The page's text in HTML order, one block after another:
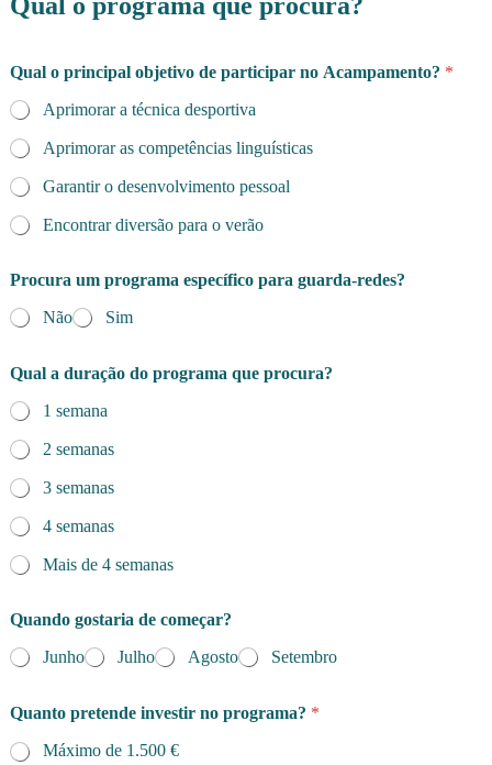
Qual o principal objetivo de participar no Acampamento? *
Aprimorar a técnica desportiva
Aprimorar as competências linguísticas
Garantir o desenvolvimento pessoal
Encontrar diversão para o verão
Procura um programa específico para guarda-redes?
Não
Sim
Qual a duração do programa que procura?
1 semana
2 semanas
3 semanas
4 semanas
Mais de 4 semanas
Quando gostaria de começar?
Junho
Julho Agosto Setembro
Quanto pretende investir no programa? *
Máximo de 1.500 €